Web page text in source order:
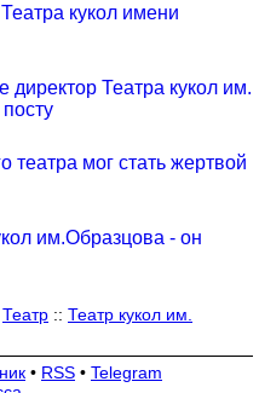
кукол имени
Театра кукол им.
театра мог стать жертвой
им.Образцова - он
Театр :: Театр кукол им.
• RSS • Telegram